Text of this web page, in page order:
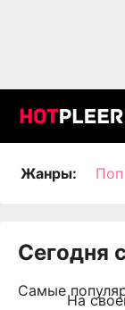
Жанры: Поп
Сегодня
Самые
На